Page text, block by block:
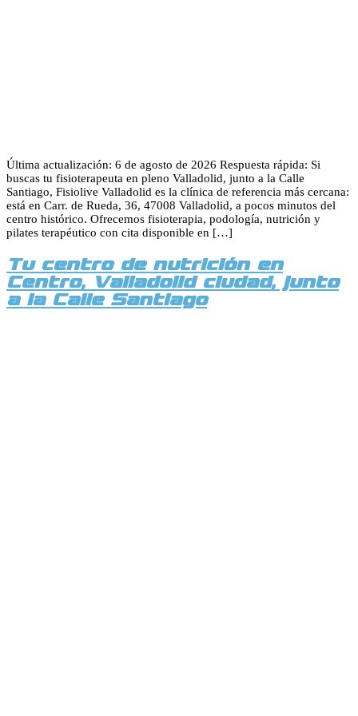
Última actualización: 6 de agosto de 2026 Respuesta rápida: Si
buscas tu fisioterapeuta en pleno Valladolid, junto a la Calle
Santiago, Fisiolive Valladolid es la clínica de referencia más cercana:
está en Carr. de Rueda, 36, 47008 Valladolid, a pocos minutos del
centro histórico. Ofrecemos fisioterapia, podología, nutrición y
pilates terapéutico con cita disponible en […]
Tu centro de nutrición en
Centro, Valladolid ciudad, junto
a la Calle Santiago